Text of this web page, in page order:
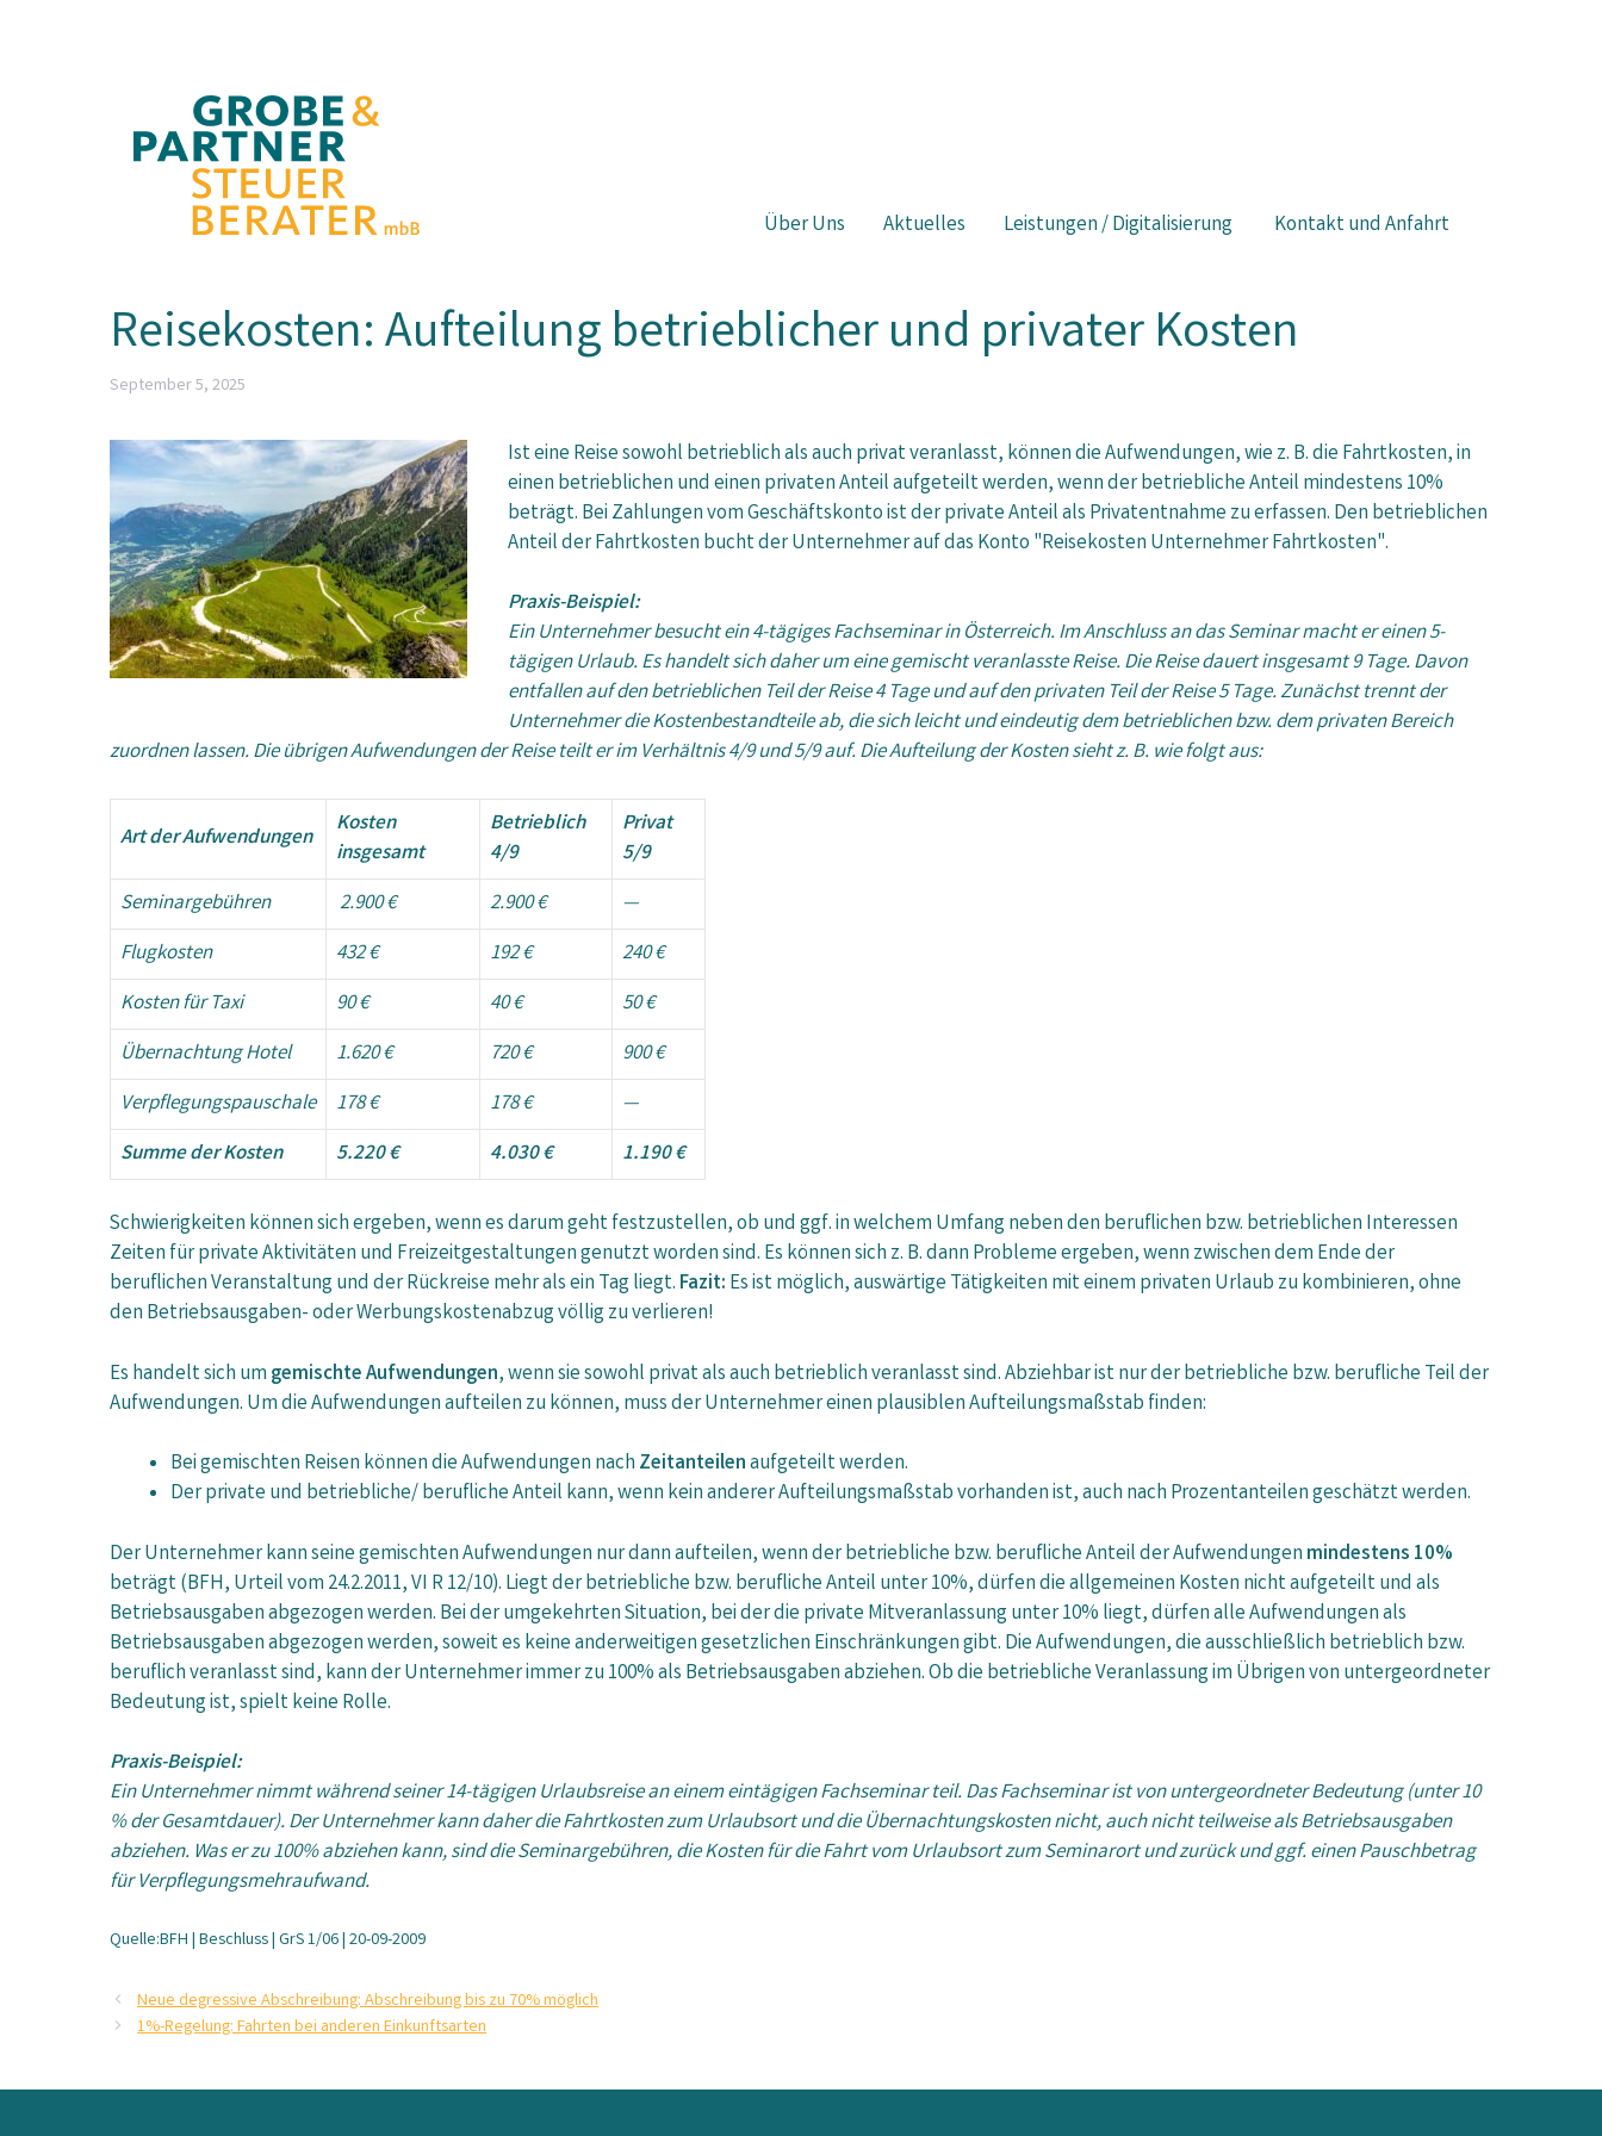
Über Uns Aktuelles Leistungen / Digitalisierung Kontakt und Anfahrt
Reisekosten: Aufteilung betrieblicher und privater Kosten
September 5, 2025
Ist eine Reise sowohl betrieblich als auch privat veranlasst, können die Aufwendungen, wie z. B. die Fahrtkosten, in
einen betrieblichen und einen privaten Anteil aufgeteilt werden, wenn der betriebliche Anteil mindestens 10%
beträgt. Bei Zahlungen vom Geschäftskonto ist der private Anteil als Privatentnahme zu erfassen. Den betrieblichen
Anteil der Fahrtkosten bucht der Unternehmer auf das Konto "Reisekosten Unternehmer Fahrtkosten".
Praxis-Beispiel:
Ein Unternehmer besucht ein 4-tägiges Fachseminar in Österreich. Im Anschluss an das Seminar macht er einen 5-
tägigen Urlaub. Es handelt sich daher um eine gemischt veranlasste Reise. Die Reise dauert insgesamt 9 Tage. Davon
entfallen auf den betrieblichen Teil der Reise 4 Tage und auf den privaten Teil der Reise 5 Tage. Zunächst trennt der
Unternehmer die Kostenbestandteile ab, die sich leicht und eindeutig dem betrieblichen bzw. dem privaten Bereich
zuordnen lassen. Die übrigen Aufwendungen der Reise teilt er im Verhältnis 4/9 und 5/9 auf. Die Aufteilung der Kosten sieht z. B. wie folgt aus:
Art der Aufwendungen
Kosten
insgesamt
Betrieblich
4/9
Privat
5/9
Seminargebühren
2.900 € 2.900 €
—
Flugkosten
432 € 192 €
240 €
Kosten für Taxi
90 € 40 €
50 €
Übernachtung Hotel
1.620 € 720 €
900 €
Verpflegungspauschale
178 € 178 €
—
Summe der Kosten
5.220 € 4.030 € 1.190 €
Schwierigkeiten können sich ergeben, wenn es darum geht festzustellen, ob und ggf. in welchem Umfang neben den beruflichen bzw. betrieblichen Interessen
Zeiten für private Aktivitäten und Freizeitgestaltungen genutzt worden sind. Es können sich z. B. dann Probleme ergeben, wenn zwischen dem Ende der
beruflichen Veranstaltung und der Rückreise mehr als ein Tag liegt. Fazit: Es ist möglich, auswärtige Tätigkeiten mit einem privaten Urlaub zu kombinieren, ohne
den Betriebsausgaben- oder Werbungskostenabzug völlig zu verlieren!
Es handelt sich um gemischte Aufwendungen, wenn sie sowohl privat als auch betrieblich veranlasst sind. Abziehbar ist nur der betriebliche bzw. berufliche Teil der
Aufwendungen. Um die Aufwendungen aufteilen zu können, muss der Unternehmer einen plausiblen Aufteilungsmaßstab finden:
Bei gemischten Reisen können die Aufwendungen nach Zeitanteilenaufgeteilt werden.
Der private und betriebliche/ berufliche Anteil kann, wenn kein anderer Aufteilungsmaßstab vorhanden ist, auch nach Prozentanteilen geschätzt werden.
Der Unternehmer kann seine gemischten Aufwendungen nur dann aufteilen, wenn der betriebliche bzw. berufliche Anteil der Aufwendungen mindestens 10%
beträgt (BFH, Urteil vom 24.2.2011, VI R 12/10). Liegt der betriebliche bzw. berufliche Anteil unter 10%, dürfen die allgemeinen Kosten nicht aufgeteilt und als
Betriebsausgaben abgezogen werden. Bei der umgekehrten Situation, bei der die private Mitveranlassung unter 10% liegt, dürfen alle Aufwendungen als
Betriebsausgaben abgezogen werden, soweit es keine anderweitigen gesetzlichen Einschränkungen gibt. Die Aufwendungen, die ausschließlich betrieblich bzw.
beruflich veranlasst sind, kann der Unternehmer immer zu 100% als Betriebsausgaben abziehen. Ob die betriebliche Veranlassung im Übrigen von untergeordneter
Bedeutung ist, spielt keine Rolle.
Praxis-Beispiel:
Ein Unternehmer nimmt während seiner 14-tägigen Urlaubsreise an einem eintägigen Fachseminar teil. Das Fachseminar ist von untergeordneter Bedeutung (unter 10
% der Gesamtdauer). Der Unternehmer kann daher die Fahrtkosten zum Urlaubsort und die Übernachtungskosten nicht, auch nicht teilweise als Betriebsausgaben
abziehen. Was er zu 100% abziehen kann, sind die Seminargebühren, die Kosten für die Fahrt vom Urlaubsort zum Seminarort und zurück und ggf. einen Pauschbetrag
für Verpflegungsmehraufwand.
Quelle:BFH | Beschluss | GrS 1/06 | 20-09-2009
Neue degressive Abschreibung: Abschreibung bis zu 70% möglich
1%-Regelung: Fahrten bei anderen Einkunftsarten